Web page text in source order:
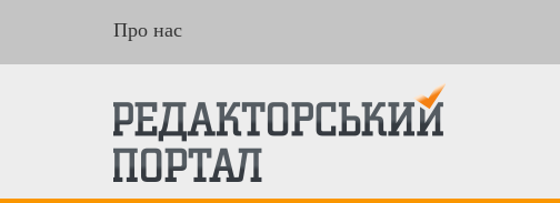
Про нас